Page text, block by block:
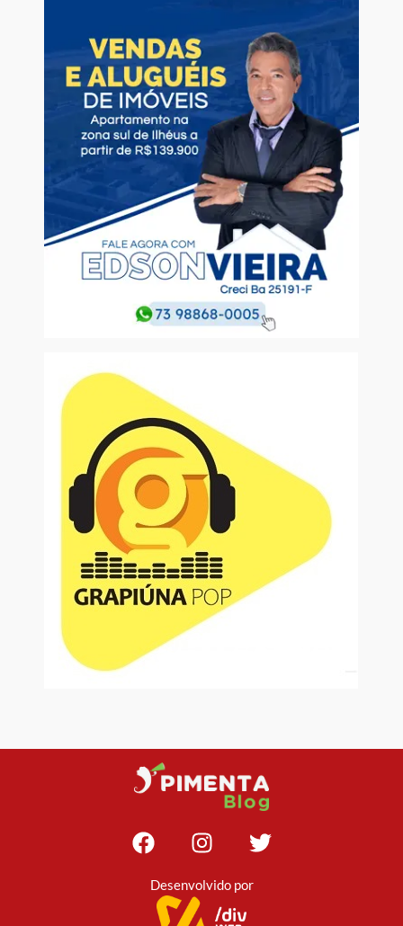
Desenvolvido por